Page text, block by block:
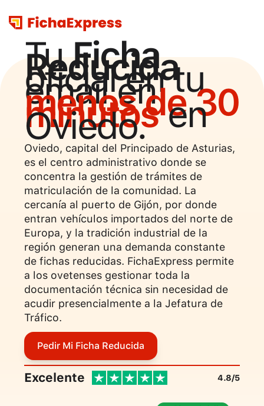
TuFicha
Reducida
oficial en tu
email en
menos de 30
minutos en
Oviedo.
Oviedo, capital del Principado de Asturias,
es el centro administrativo donde se
concentra la gestión de trámites de
matriculación de la comunidad. La
cercanía al puerto de Gijón, por donde
entran vehículos importados del norte de
Europa, y la tradición industrial de la
región generan una demanda constante
de fichas reducidas. FichaExpress permite
a los ovetenses gestionar toda la
documentación técnica sin necesidad de
acudir presencialmente a la Jefatura de
Tráfico.
Pedir Mi Ficha Reducida
Excelente 4.8/5